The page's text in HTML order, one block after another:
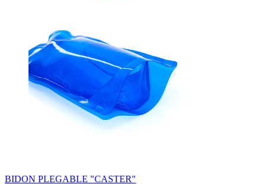
BIDON PLEGABLE "CASTER"